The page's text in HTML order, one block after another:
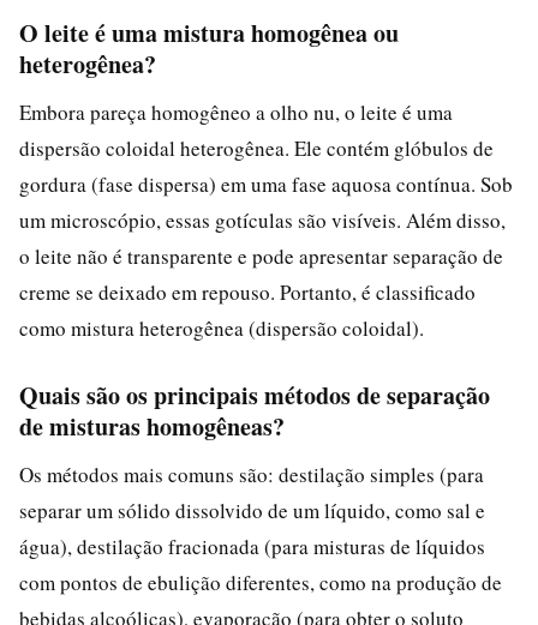
O leite é uma mistura homogênea ou
heterogênea?
Embora pareça homogêneo a olho nu, o leite é uma
dispersão coloidal heterogênea. Ele contém glóbulos de
gordura (fase dispersa) em uma fase aquosa contínua. Sob
um microscópio, essas gotículas são visíveis. Além disso,
o leite não é transparente e pode apresentar separação de
creme se deixado em repouso. Portanto, é classificado
como mistura heterogênea (dispersão coloidal).
Quais são os principais métodos de separação
de misturas homogêneas?
Os métodos mais comuns são: destilação simples (para
separar um sólido dissolvido de um líquido, como sal e
água), destilação fracionada (para misturas de líquidos
com pontos de ebulição diferentes, como na produção de
bebidas alcoólicas), evaporação (para obter o soluto